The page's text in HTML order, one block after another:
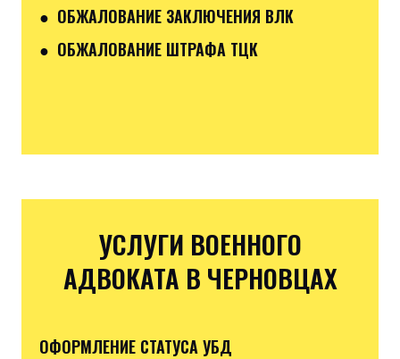
● ОБЖАЛОВАНИЕ ЗАКЛЮЧЕНИЯ ВЛК
● ОБЖАЛОВАНИЕ ШТРАФА ТЦК
УСЛУГИ ВОЕННОГО
АДВОКАТА В ЧЕРНОВЦАХ
ОФОРМЛЕНИЕ СТАТУСА УБД